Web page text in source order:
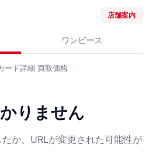
店舗案内
ワンピース
ード詳細 買取価格
りません
か、URLが変更された可能性が